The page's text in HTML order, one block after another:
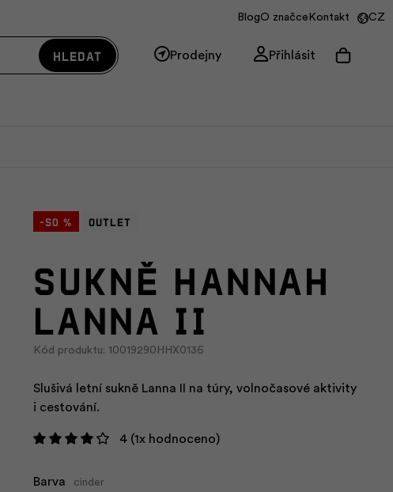
BlogO značce Kontakt CZ
Hledat Prodejny Přihlásit
-50 % Outlet
Sukně HANNAH
LANNA II
Kód produktu: 10019290HHX0136
Slušivá letní sukně Lanna II na túry, volnočasové aktivity
i cestování.
4 (1x hodnoceno)
Barva cinder